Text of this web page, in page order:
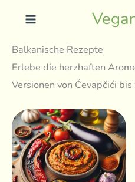
content
Balkanische Rezepte
Erlebe die herzhaften
Versionen von Ćevapčići